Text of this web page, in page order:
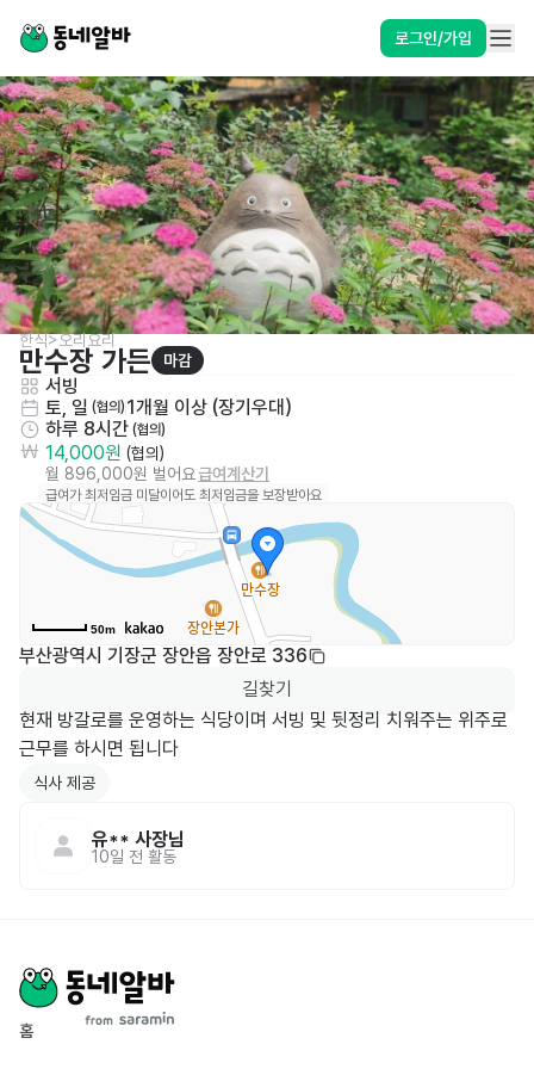
로그인/가입
한식>오리요리
만수장 가든 마감
서빙
토, 일 (협의) 1개월 이상 (장기우대)
하루 8시간 (협의)
14,000원 (협의)
월 896,000원 벌어요급여계산기
급여가 최저임금 미달이어도 최저임금을 보장받아요
50m
부산광역시 기장군 장안읍 장안로 336
길찾기
현재 방갈로를 운영하는 식당이며 서빙 및 뒷정리 치워주는 위주로
근무를 하시면 됩니다
식사 제공
유** 사장님
10일 전 활동
홈